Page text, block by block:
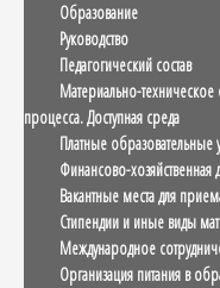
Образование
Руководство
Педагогический состав
Материально-
процесса. Доступная среда
Платные образовательные
Финансово-хозяйственная
Вакантные места для
Стипендии и иные виды
Международное
Организация питания в